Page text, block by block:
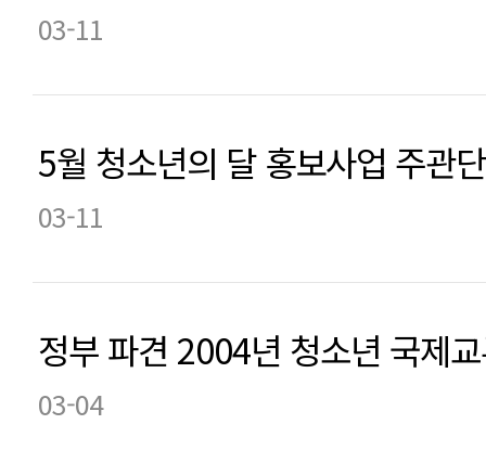
03-11
5월 청소년의 달 홍보사업 주관
03-11
정부 파견 2004년 청소년 국제
03-04